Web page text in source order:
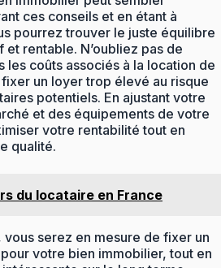
ces conseils et en étant à
pourrez trouver le juste équilibre
rentable. N’oubliez pas de
les coûts associés à la location de
un loyer trop élevé au risque
potentiels. En ajustant votre
et des équipements de votre
votre rentabilité tout en
qualité.
du locataire en France
vous serez en mesure de fixer un
votre bien immobilier, tout en